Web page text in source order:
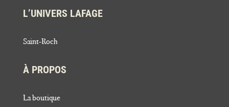
L’UNIVERS LAFAGE
Saint-Roch
À PROPOS
La boutique